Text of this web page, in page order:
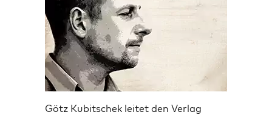
Götz Kubitschek leitet den Verlag